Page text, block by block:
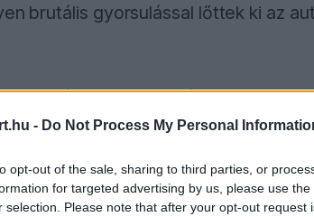
- Do Not Process My Personal
opt-out of the sale, sharing to third parties, or
for targeted advertising by us, please use
selection. Please note that after your opt-out request
brutális gyorsulással lőttek ki az
másodperc alatt érte el a 200
5,32 másodperc alatt jutott el